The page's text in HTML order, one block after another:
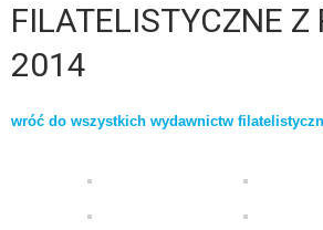
FILATELISTYCZNE Z
2014
wróć do wszystkich wydawnictw